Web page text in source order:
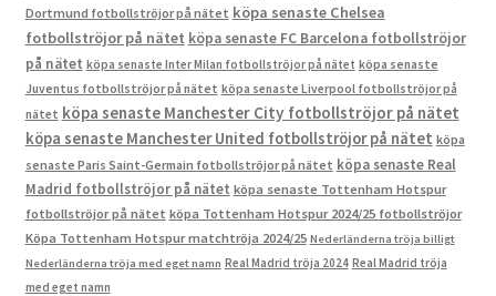
Dortmund fotbollströjor på nätet köpa senaste Chelsea
fotbollströjor på nätet köpa senaste FC Barcelona fotbollströjor
på nätet köpa senaste Inter Milan fotbollströjor på nätet köpa senaste
Juventus fotbollströjor på nätet köpa senaste Liverpool fotbollströjor på
nätet köpa senaste Manchester City fotbollströjor på nätet
köpa senaste Manchester United fotbollströjor på nätet köpa
senaste Paris Saint-Germain fotbollströjor på nätet köpa senaste Real
Madrid fotbollströjor på nätet köpa senaste Tottenham Hotspur
fotbollströjor på nätet köpa Tottenham Hotspur 2024/25 fotbollströjor
Köpa Tottenham Hotspur matchtröja 2024/25 Nederländerna tröja billigt
Nederländerna tröja med eget namn Real Madrid tröja 2024 Real Madrid tröja
med eget namn